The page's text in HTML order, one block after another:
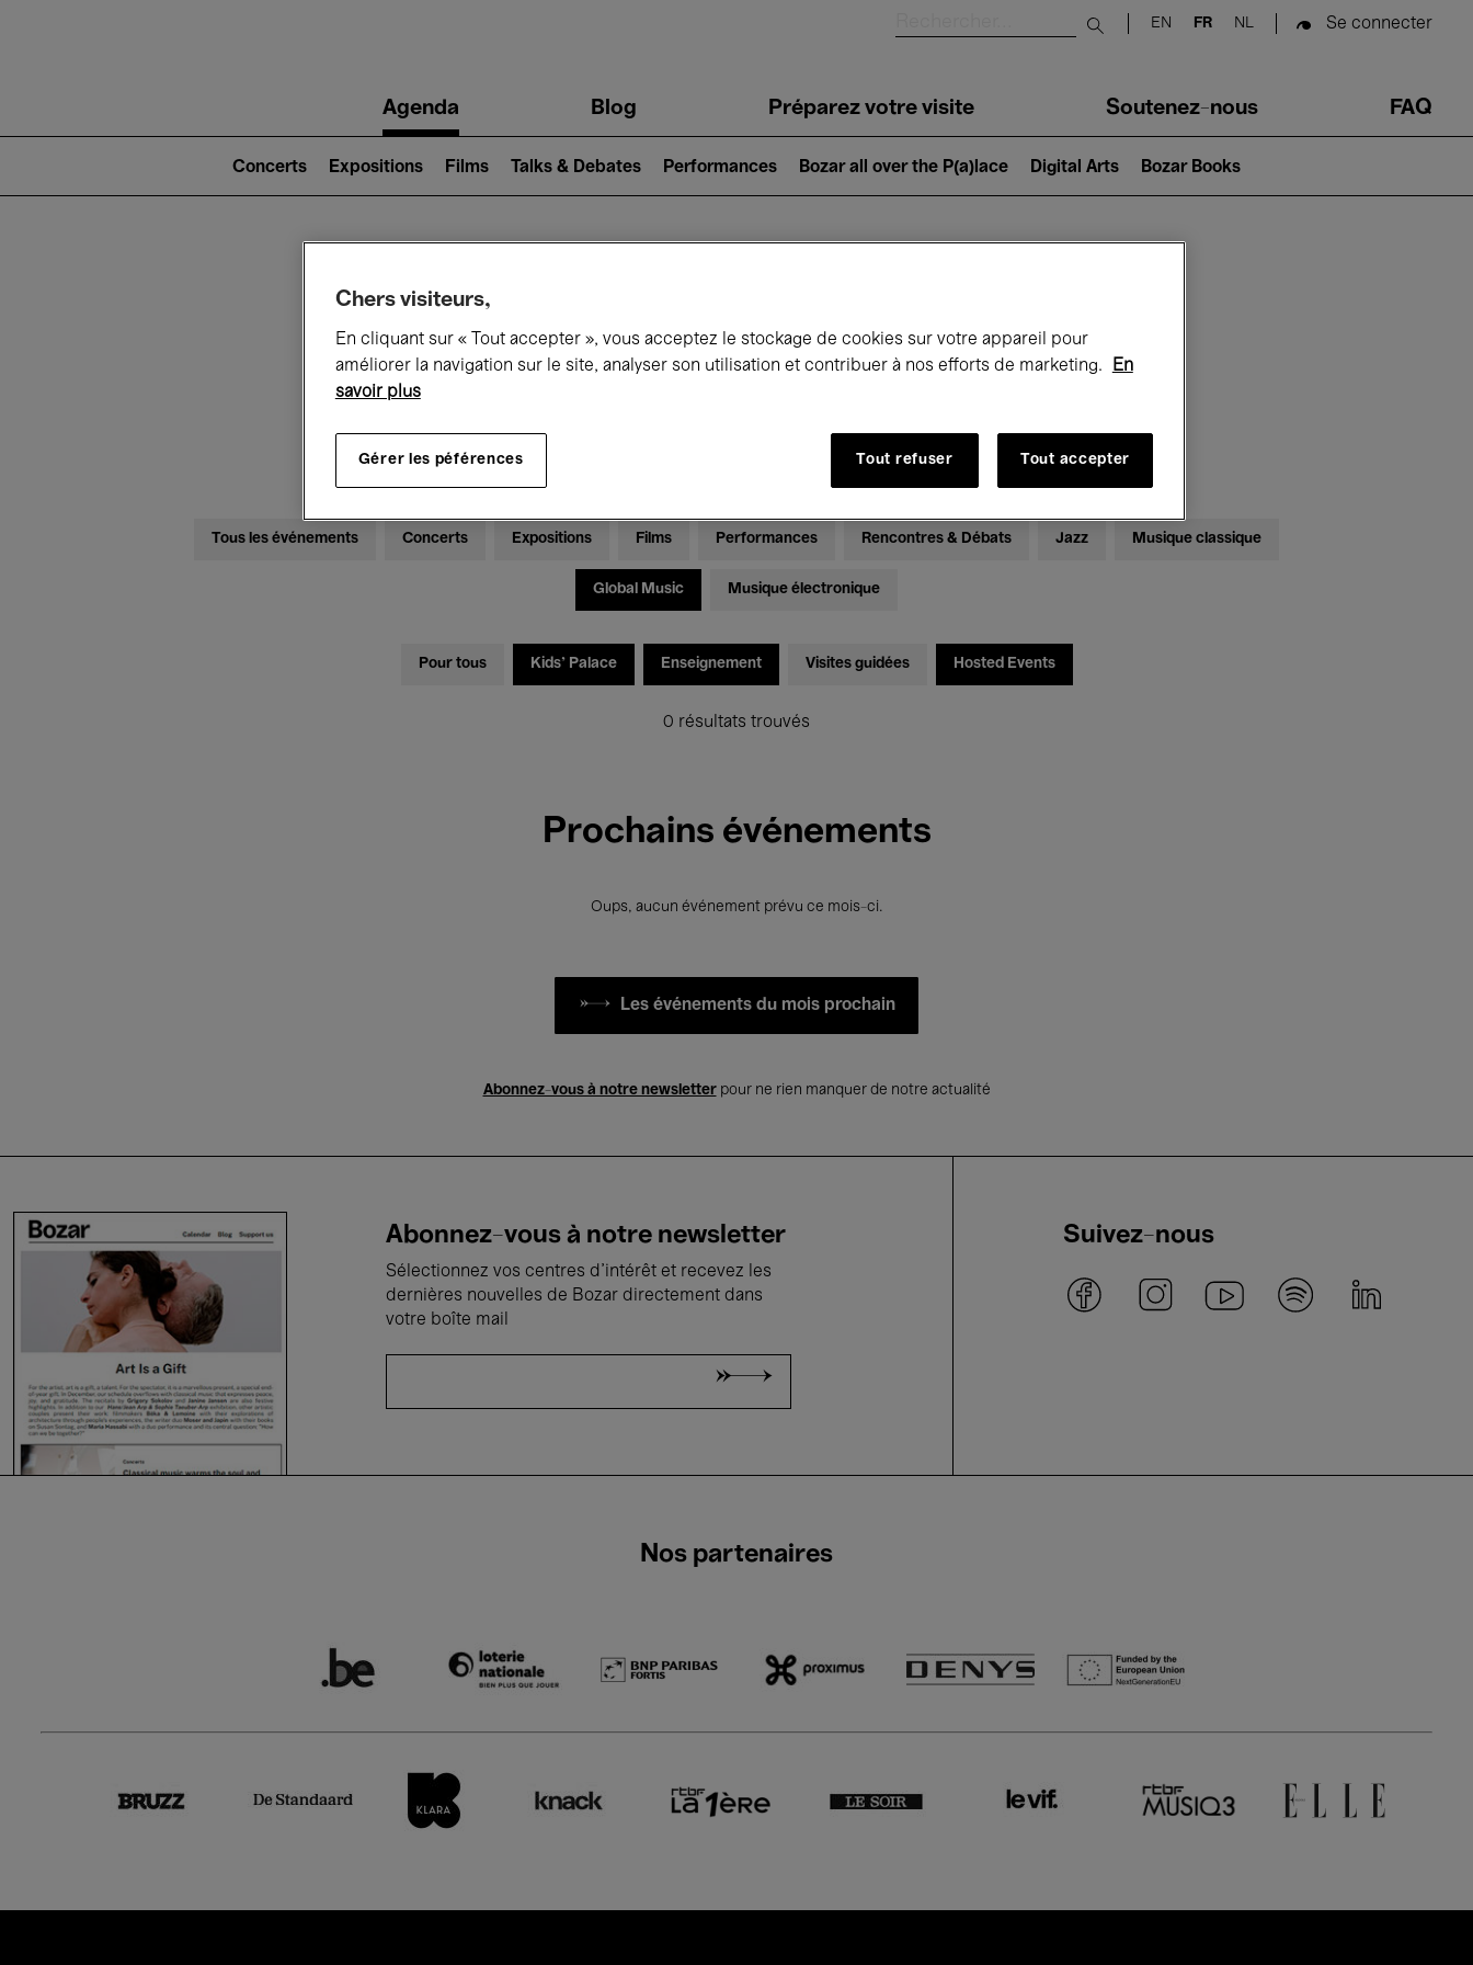
Submit search
EN FR NL Se connecter
navigationAgenda Blog Préparez votre visite Soutenez-nous FAQ
2)
Concerts Expositions Films Talks & Debates Performances Bozar all over the P(a)lace Digital Arts Bozar Books
Ce qui se passe à Bozar
Tous les événements Concerts Expositions Films Performances Rencontres & Débats Jazz Musique classique
Global Music Musique électronique
Pour tous Kids’ Palace Enseignement Visites guidées Hosted Events
0 résultats trouvés
Prochains événements
Oups, aucun événement prévu ce mois-ci.
Les événements du mois prochain
Abonnez-vous à notre newsletterpour ne rien manquer de notre actualité
Abonnez-vous à notre newsletter
Sélectionnez vos centres d'intérêt et recevez les
dernières nouvelles de Bozar directement dans
votre boîte mail
Suivez-nous
Nos partenaires
Chers visiteurs,
En cliquant sur « Tout accepter », vous acceptez le stockage de cookies sur votre appareil pour
améliorer la navigation sur le site, analyser son utilisation et contribuer à nos efforts de marketing.
En
savoir plus
Gérer les péférences Tout refuser Tout accepter